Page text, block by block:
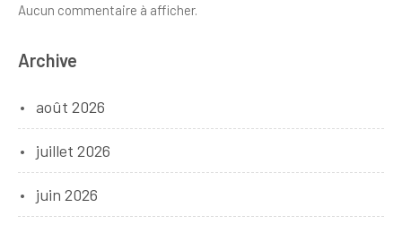
Aucun commentaire à afficher.
Archive
août 2026
juillet 2026
juin 2026